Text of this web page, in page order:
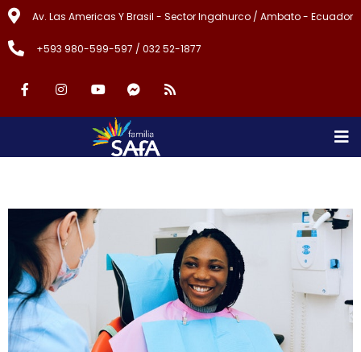
Av. Las Americas Y Brasil - Sector Ingahurco / Ambato - Ecuador
+593 980-599-597 / 032 52-1877